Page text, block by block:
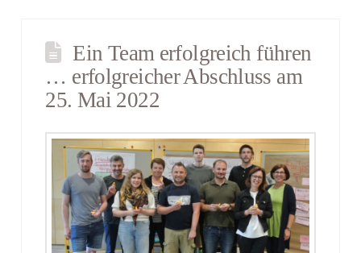
Ein Team erfolgreich führen
… erfolgreicher Abschluss am
25. Mai 2022